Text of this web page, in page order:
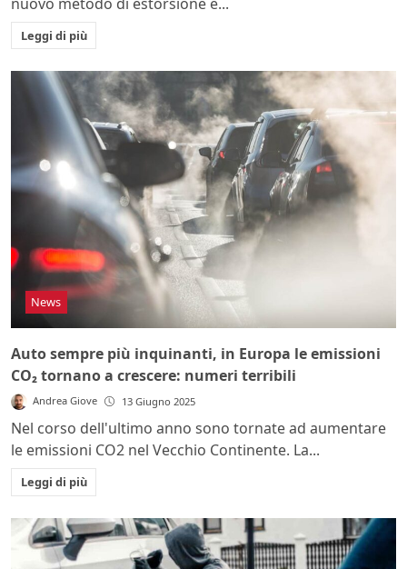
Leggi di più
News
Auto sempre più inquinanti, in Europa le emissioni
CO₂ tornano a crescere: numeri terribili
Andrea Giove 13 Giugno 2025
Nel corso dell'ultimo anno sono tornate ad aumentare
le emissioni CO2 nel Vecchio Continente. La...
Leggi di più